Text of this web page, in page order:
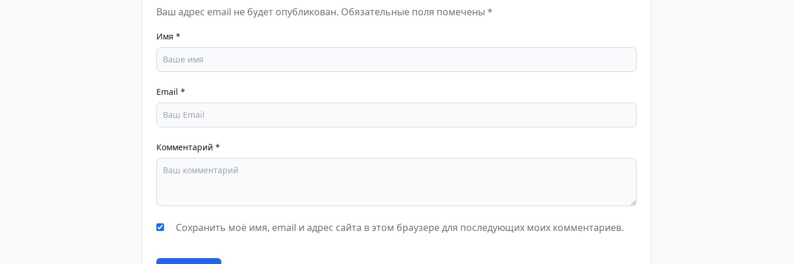
Ваш адрес email не будет опубликован. Обязательные поля помечены *
Имя *
Email *
Комментарий *
Сохранить моё имя, email и адрес сайта в этом браузере для последующих моих комментариев.